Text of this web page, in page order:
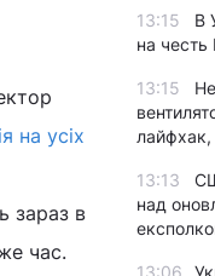
на усіх
зараз в
час.
13:15
В
на честь
13:15
лайфхак,
13:13
над
13:06